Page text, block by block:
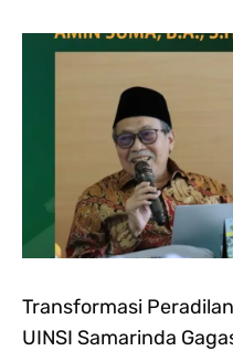
Transformasi
UINSI Samarinda